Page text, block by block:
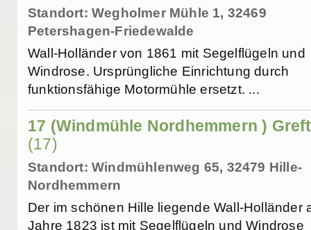
Standort: Wegholmer Mühle 1, 32469
Petershagen-Friedewalde
Wall-Holländer von 1861 mit Segelflügeln und
Windrose. Ursprüngliche Einrichtung durch
funktionsfähige Motormühle ersetzt. ...
17 (Windmühle Nordhemmern )
(17)
Standort: Windmühlenweg 65, 32479 Hille-
Nordhemmern
Der im schönen Hille liegende Wall-Holländer
Jahre 1823 ist mit Segelflügeln und Windrose